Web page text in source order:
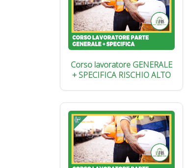
Corso lavoratore GENERALE
+ SPECIFICA RISCHIO ALTO